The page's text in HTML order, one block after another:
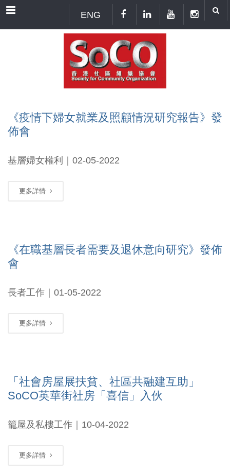
Menu ENG
《疫情下婦女就業及照顧情況研究報告》發
佈會
基層婦女權利｜02-05-2022
更多詳情
《在職基層長者需要及退休意向研究》發佈
會
長者工作｜01-05-2022
更多詳情
「社會房屋展扶貧、社區共融建互助」
SoCO英華街社房「喜信」入伙
籠屋及私樓工作｜10-04-2022
更多詳情